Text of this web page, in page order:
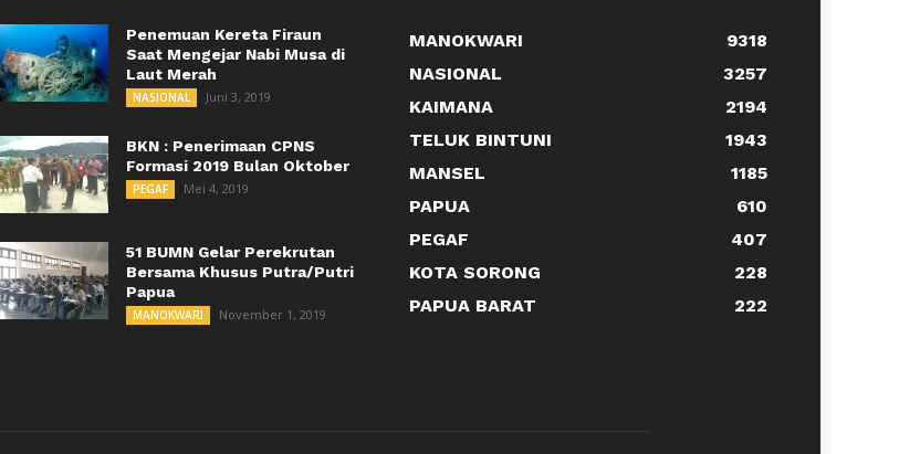
Penemuan Kereta Firaun
Saat Mengejar Nabi Musa di
Laut Merah
NASIONAL Juni 3, 2019
BKN : Penerimaan CPNS
Formasi 2019 Bulan Oktober
PEGAF Mei 4, 2019
51 BUMN Gelar Perekrutan
Bersama Khusus Putra/Putri
Papua
MANOKWARI November 1, 2019
MANOKWARI
9318
NASIONAL
3257
KAIMANA
2194
TELUK BINTUNI
1943
MANSEL
1185
PAPUA
610
PEGAF
407
KOTA SORONG
228
PAPUA BARAT
222